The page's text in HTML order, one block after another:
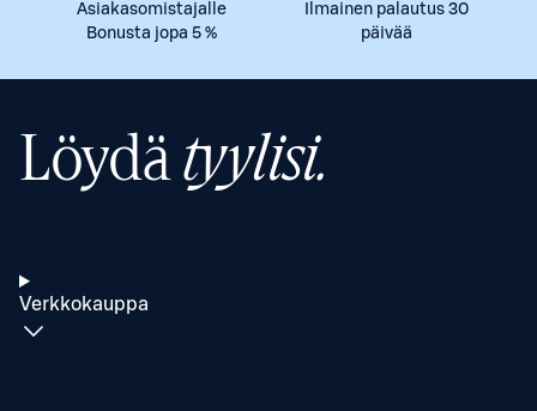
Asiakasomistajalle
Bonusta jopa 5 %
Ilmainen palautus 30
päivää
Löydätyylisi.
Verkkokauppa